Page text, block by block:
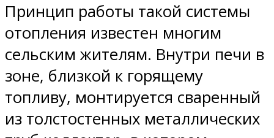
Принцип работы такой системы
отопления известен многим
сельским жителям. Внутри печи в
зоне, близкой к горящему
топливу, монтируется сваренный
из толстостенных металлических